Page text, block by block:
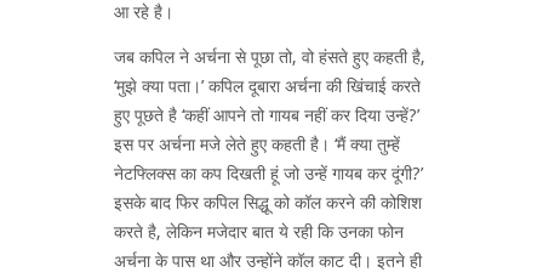
आ रहे है।
जब कपिल ने अर्चना से पूछा तो, वो हंसते हुए कहती है,
‘मुझे क्या पता।’ कपिल दूबारा अर्चना की खिंचाई करते
हुए पूछते है ‘कहीं आपने तो गायब नहीं कर दिया उन्हें?’
इस पर अर्चना मजे लेते हुए कहती है। ‘मैं क्या तुम्हें
नेटफ्लिक्स का कप दिखती हूं जो उन्हें गायब कर दूंगी?’
इसके बाद फिर कपिल सिद्धू को कॉल करने की कोशिश
करते है, लेकिन मजेदार बात ये रही कि उनका फोन
अर्चना के पास था और उन्होंने कॉल काट दी। इतने ही